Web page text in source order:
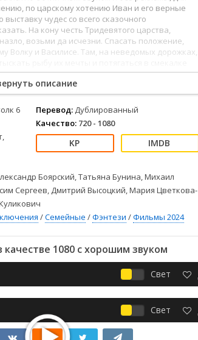
Спорт
Триллеры
Ужасы
2022
2021
Зарубежные
Фильмы из соцетей
по царскому хотению Иван и его верные
чудес со всего сказочного
На кону честь Тридевятого царства,
возьми да исчезни. Спасать положение,
Волку и Василисе. Там, на неведомых дорожках,
всему сказочному миру, что самое
дружба и, конечно, любовь.
описание
6
Перевод: Дублированный
Качество: 720 - 1080
Боярский, Татьяна Бунина, Михаил
Сергеев, Дмитрий Высоцкий, Мария Цветкова-
/Семейные /Фэнтези /Фильмы 2024
1080 с хорошим звуком
Свет
Свет